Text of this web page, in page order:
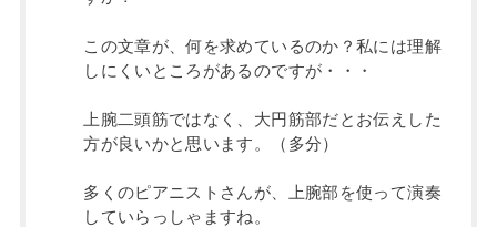
この文章が、何を求めているのか？私には理解
しにくいところがあるのですが・・・
上腕二頭筋ではなく、大円筋部だとお伝えした
方が良いかと思います。（多分）
多くのピアニストさんが、上腕部を使って演奏
していらっしゃますね。